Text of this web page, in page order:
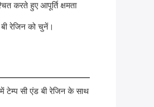
करते हुए आपूर्ति क्षमता
रेजिन को चुनें।
टेम्प सी एंड बी रेजिन के साथ